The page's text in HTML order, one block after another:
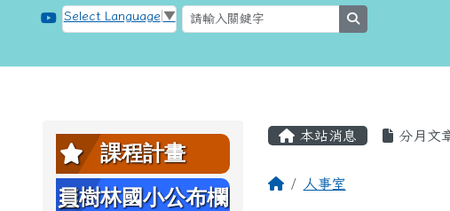
跳至主內容區
桃園市大溪區員樹林國小網站
Select Language ▼
左邊區域內容
課程計畫
員樹林國小公布欄
主內容區域
本站消息 分月文
回首頁人事室